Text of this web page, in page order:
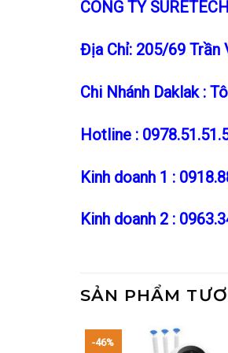
CÔNG TY
Địa Chỉ: 205/69 Trần
Chi Nhánh Daklak :
Hotline :
Kinh doanh 1 :
Kinh doanh 2 :
SẢN PHẨM
-46%